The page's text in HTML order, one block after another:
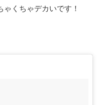
くちゃデカいです！